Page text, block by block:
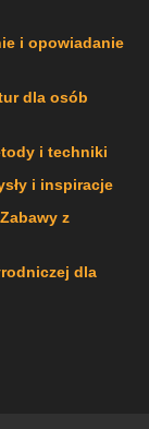
i opowiadanie
dla osób
i techniki
i inspiracje
z
dla